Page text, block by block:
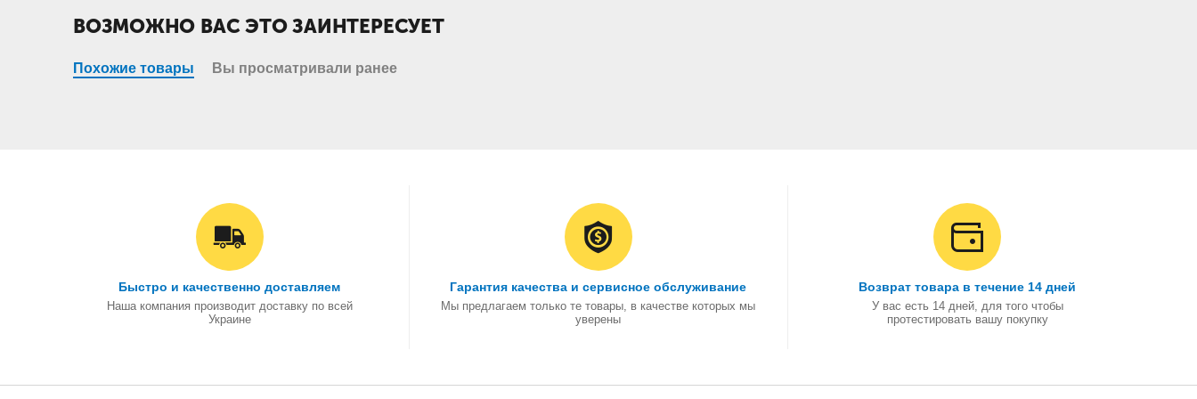
ВОЗМОЖНО ВАС ЭТО ЗАИНТЕРЕСУЕТ
Похожие товары Вы просматривали ранее
Быстро и качественно доставляем
Наша компания производит доставку по всей
Украине
Гарантия качества и сервисное обслуживание
Мы предлагаем только те товары, в качестве которых мы
уверены
Возврат товара в течение 14 дней
У вас есть 14 дней, для того чтобы
протестировать вашу покупку